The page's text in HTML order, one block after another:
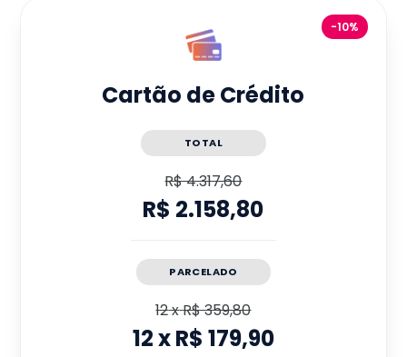
-10%
Cartão de Crédito
TOTAL
R$ 4.317,60
R$ 2.158,80
PARCELADO
12xR$ 359,80
12xR$ 179,90